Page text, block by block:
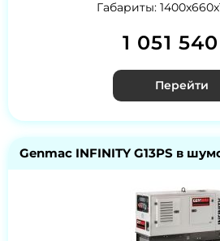
Габариты:
1 051
Перейти
Genmac INFINITY G13PS в